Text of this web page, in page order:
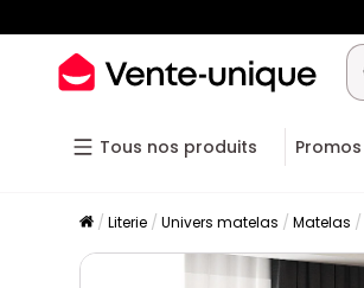
Tous nos produits Promos
Literie Univers matelas Matelas